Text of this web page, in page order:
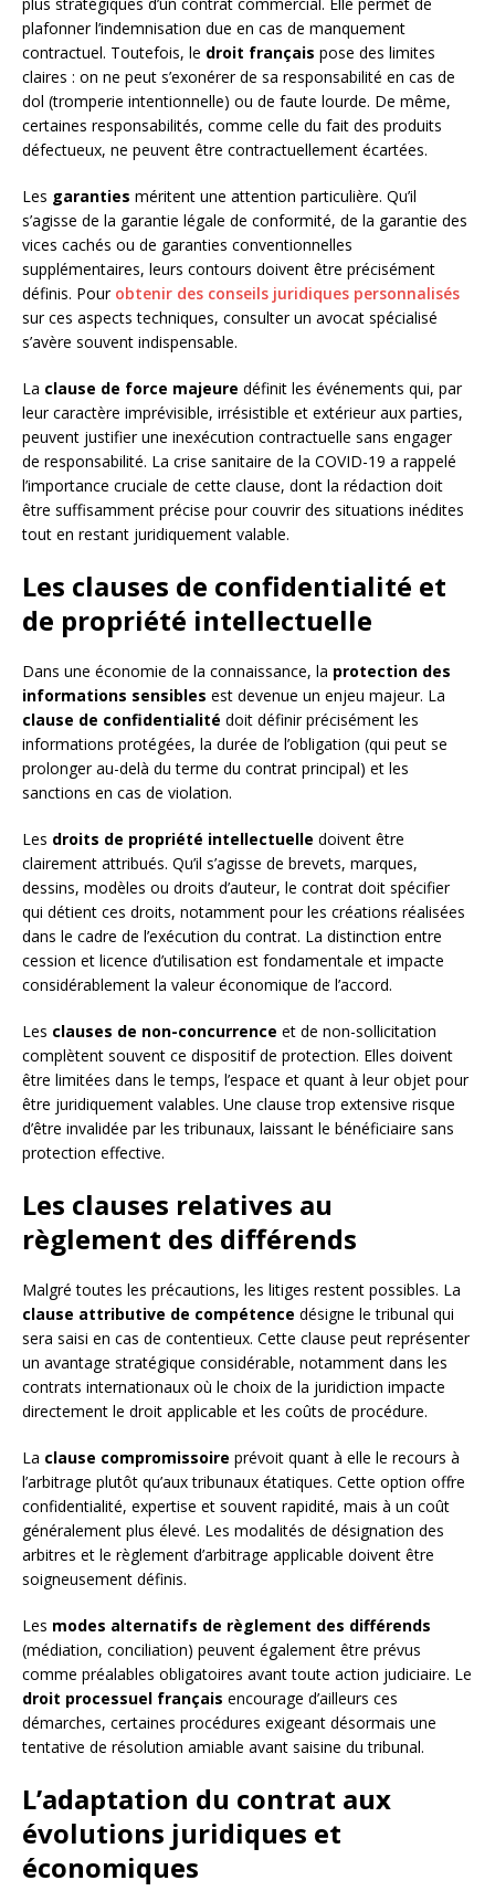
plafonner l’indemnisation due en cas de manquement
contractuel. Toutefois, le droit français pose des limites
claires : on ne peut s’exonérer de sa responsabilité en cas de
dol (tromperie intentionnelle) ou de faute lourde. De même,
certaines responsabilités, comme celle du fait des produits
défectueux, ne peuvent être contractuellement écartées.
Les garanties méritent une attention particulière. Qu’il
s’agisse de la garantie légale de conformité, de la garantie des
vices cachés ou de garanties conventionnelles
supplémentaires, leurs contours doivent être précisément
définis. Pour obtenir des conseils juridiques personnalisés
sur ces aspects techniques, consulter un avocat spécialisé
s’avère souvent indispensable.
La clause de force majeure définit les événements qui, par
leur caractère imprévisible, irrésistible et extérieur aux parties,
peuvent justifier une inexécution contractuelle sans engager
de responsabilité. La crise sanitaire de la COVID-19 a rappelé
l’importance cruciale de cette clause, dont la rédaction doit
être suffisamment précise pour couvrir des situations inédites
tout en restant juridiquement valable.
Les clauses de confidentialité et
de propriété intellectuelle
Dans une économie de la connaissance, la protection des
informations sensibles est devenue un enjeu majeur. La
clause de confidentialité doit définir précisément les
informations protégées, la durée de l’obligation (qui peut se
prolonger au-delà du terme du contrat principal) et les
sanctions en cas de violation.
Les droits de propriété intellectuelle doivent être
clairement attribués. Qu’il s’agisse de brevets, marques,
dessins, modèles ou droits d’auteur, le contrat doit spécifier
qui détient ces droits, notamment pour les créations réalisées
dans le cadre de l’exécution du contrat. La distinction entre
cession et licence d’utilisation est fondamentale et impacte
considérablement la valeur économique de l’accord.
Les clauses de non-concurrence et de non-sollicitation
complètent souvent ce dispositif de protection. Elles doivent
être limitées dans le temps, l’espace et quant à leur objet pour
être juridiquement valables. Une clause trop extensive risque
d’être invalidée par les tribunaux, laissant le bénéficiaire sans
protection effective.
Les clauses relatives au
règlement des différends
Malgré toutes les précautions, les litiges restent possibles. La
clause attributive de compétence désigne le tribunal qui
sera saisi en cas de contentieux. Cette clause peut représenter
un avantage stratégique considérable, notamment dans les
contrats internationaux où le choix de la juridiction impacte
directement le droit applicable et les coûts de procédure.
La clause compromissoire prévoit quant à elle le recours à
l’arbitrage plutôt qu’aux tribunaux étatiques. Cette option offre
confidentialité, expertise et souvent rapidité, mais à un coût
généralement plus élevé. Les modalités de désignation des
arbitres et le règlement d’arbitrage applicable doivent être
soigneusement définis.
Les modes alternatifs de règlement des différends
(médiation, conciliation) peuvent également être prévus
comme préalables obligatoires avant toute action judiciaire. Le
droit processuel français encourage d’ailleurs ces
démarches, certaines procédures exigeant désormais une
tentative de résolution amiable avant saisine du tribunal.
L’adaptation du contrat aux
évolutions juridiques et
économiques